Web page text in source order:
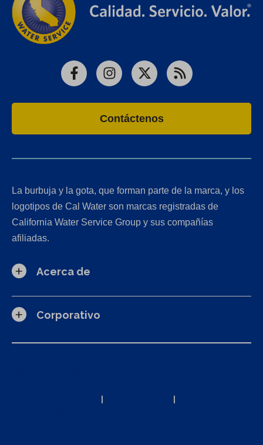
FacebookInstagram
X RSS
Contáctenos
La burbuja y la gota, que forman parte de la marca, y los
logotipos de Cal Water son marcas registradas de
California Water Service Group y sus compañías
afiliadas.
Acerca de
Corporativo
| |